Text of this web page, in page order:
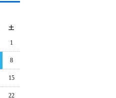
土
1
8
15
22